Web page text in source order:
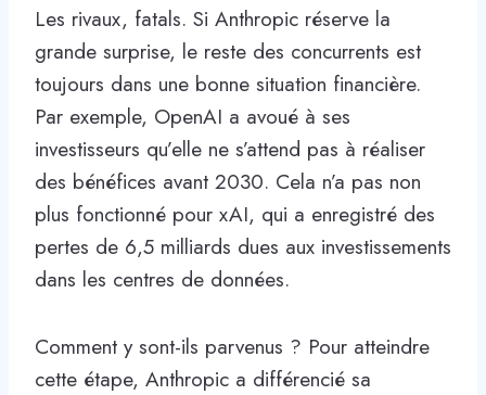
Les rivaux, fatals. Si Anthropic réserve la
grande surprise, le reste des concurrents est
toujours dans une bonne situation financière.
Par exemple, OpenAI a avoué à ses
investisseurs qu’elle ne s’attend pas à réaliser
des bénéfices avant 2030. Cela n’a pas non
plus fonctionné pour xAI, qui a enregistré des
pertes de 6,5 milliards dues aux investissements
dans les centres de données.
Comment y sont-ils parvenus ? Pour atteindre
cette étape, Anthropic a différencié sa